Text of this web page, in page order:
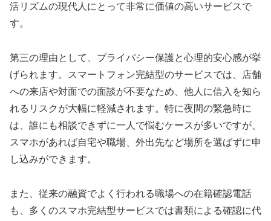
活リズムの現代人にとって非常に価値の高いサービスで
す。
第三の理由として、プライバシー保護と心理的安心感が挙
げられます。スマートフォン完結型のサービスでは、店舗
への来店や対面での面談が不要なため、他人に借入を知ら
れるリスクが大幅に軽減されます。特に夜間の緊急時に
は、誰にも相談できずに一人で悩むケースが多いですが、
スマホがあれば自宅や職場、外出先など場所を選ばずに申
し込みができます。
また、従来の融資でよく行われる職場への在籍確認電話
も、多くのスマホ完結型サービスでは書類による確認に代